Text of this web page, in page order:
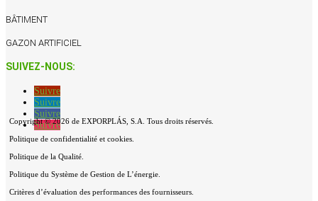
BÂTIMENT
GAZON ARTIFICIEL
SUIVEZ-NOUS:
Suivre
Suivre
Suivre
Suivre
Copyright © 2026 de EXPORPLÁS, S.A. Tous droits réservés.
Politique de confidentialité et cookies.
Politique de la Qualité.
Politique du Système de Gestion de L’énergie.
Critères d’évaluation des performances des fournisseurs.